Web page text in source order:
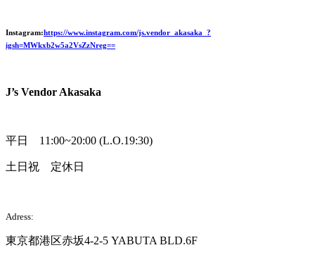
Instagram:https://www.instagram.com/js.vendor_akasaka_?
igsh=MWkxb2w5a2VsZzNreg==
J’s Vendor Akasaka
平日 11:00~20:00 (L.O.19:30)
土日祝 定休日
Adress:
東京都港区赤坂4-2-5 YABUTA BLD.6F